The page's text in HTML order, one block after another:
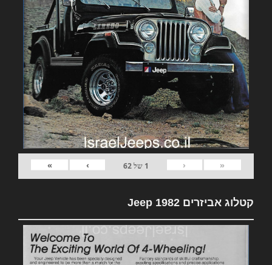
«
‹
1 של62
›
»
קטלוג אביזרים 1982 Jeep